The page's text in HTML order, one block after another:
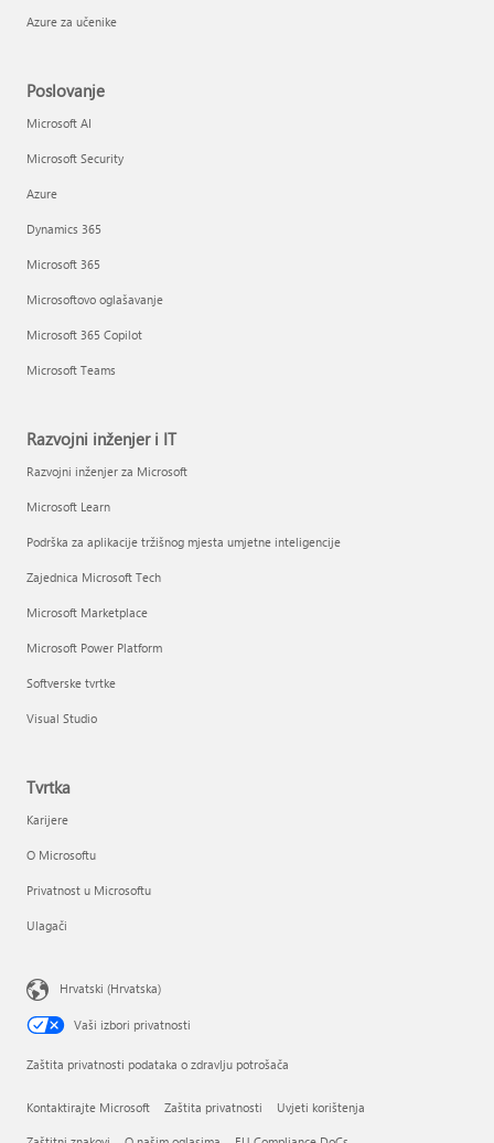
Azure za učenike
Poslovanje
Microsoft AI
Microsoft Security
Azure
Dynamics 365
Microsoft 365
Microsoftovo oglašavanje
Microsoft 365 Copilot
Microsoft Teams
Razvojni inženjer i IT
Razvojni inženjer za Microsoft
Microsoft Learn
Podrška za aplikacije tržišnog mjesta umjetne inteligencije
Zajednica Microsoft Tech
Microsoft Marketplace
Microsoft Power Platform
Softverske tvrtke
Visual Studio
Tvrtka
Karijere
O Microsoftu
Privatnost u Microsoftu
Ulagači
Hrvatski (Hrvatska)
Vaši izbori privatnosti
Zaštita privatnosti podataka o zdravlju potrošača
Kontaktirajte Microsoft Zaštita privatnosti Uvjeti korištenja